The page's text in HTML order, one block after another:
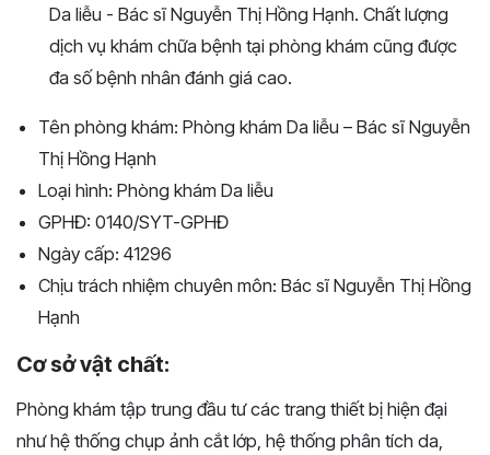
Da liễu - Bác sĩ Nguyễn Thị Hồng Hạnh. Chất lượng
dịch vụ khám chữa bệnh tại phòng khám cũng được
đa số bệnh nhân đánh giá cao.
Tên phòng khám: Phòng khám Da liễu – Bác sĩ Nguyễn
Thị Hồng Hạnh
Loại hình: Phòng khám Da liễu
GPHĐ: 0140/SYT-GPHĐ
Ngày cấp: 41296
Chịu trách nhiệm chuyên môn: Bác sĩ Nguyễn Thị Hồng
Hạnh
Cơ sở vật chất:
Phòng khám tập trung đầu tư các trang thiết bị hiện đại
như hệ thống chụp ảnh cắt lớp, hệ thống phân tích da,